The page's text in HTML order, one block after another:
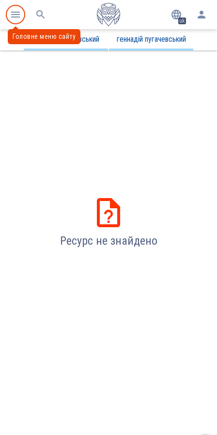
Головне меню сайту
uk
аркадій пугачевський геннадій пугачевський
Ресурс не знайдено